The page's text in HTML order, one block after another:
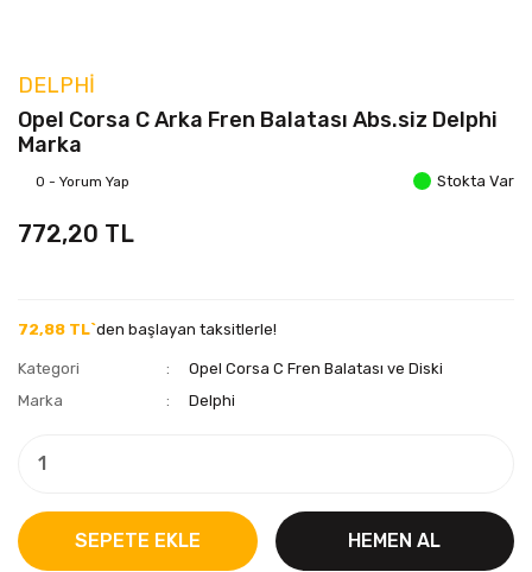
DELPHI
Opel Corsa C Arka Fren Balatası Abs.siz Delphi
Marka
0 - Yorum Yap Stokta Var
772,20 TL
72,88 TL`den başlayan taksitlerle!
Kategori
Opel Corsa C Fren Balatası ve Diski
Marka
Delphi
SEPETE EKLE HEMEN AL